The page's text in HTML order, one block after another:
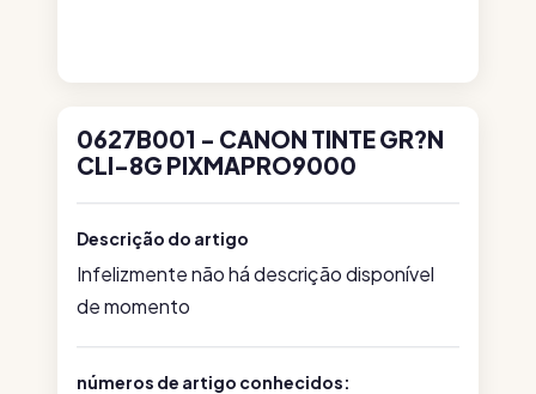
0627B001 - CANON TINTE GR?N
CLI-8G PIXMAPRO9000
Descrição do artigo
Infelizmente não há descrição disponível
de momento
números de artigo conhecidos: